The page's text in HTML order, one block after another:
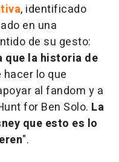
, identificado
en una
de su gesto:
que la historia de
hacer lo que
al fandom y a
for Ben Solo. La
que esto es lo
".